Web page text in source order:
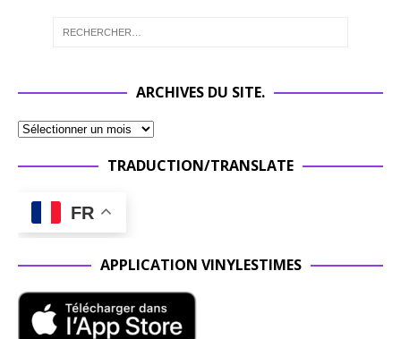
ARCHIVES DU SITE.
TRADUCTION/TRANSLATE
FR
APPLICATION VINYLESTIMES